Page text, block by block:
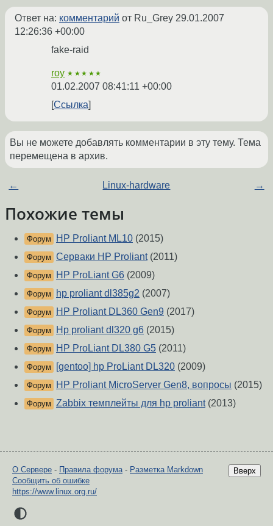
Ответ на: комментарий от Ru_Grey 29.01.2007
12:26:36 +00:00
fake-raid
roy ★★★★★
01.02.2007 08:41:11 +00:00
Ссылка
Вы не можете добавлять комментарии в эту тему. Тема
перемещена в архив.
← Linux-hardware →
Похожие темы
Форум HP Proliant ML10 (2015)
Форум Серваки HP Proliant(2011)
Форум HP ProLiant G6 (2009)
Форум hp proliant dl385g2 (2007)
Форум HP Proliant DL360 Gen9 (2017)
Форум Hp proliant dl320 g6 (2015)
Форум HP ProLiant DL380 G5 (2011)
Форум [gentoo] hp ProLiant DL320 (2009)
Форум HP Proliant MicroServer Gen8, вопросы (2015)
Форум Zabbix темплейты для hp proliant(2013)
Вверх
О Сервере - Правила форума- Разметка Markdown
Сообщить об ошибке
https://www.linux.org.ru/